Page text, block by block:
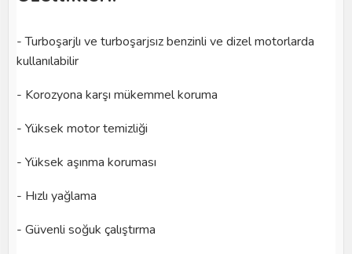
-Turboşarjlı ve turboşarjsız benzinli ve dizel motorlarda
kullanılabilir
- Korozyona karşı mükemmel koruma
- Yüksek motor temizliği
- Yüksek aşınma koruması
- Hızlı yağlama
- Güvenli soğuk çalıştırma